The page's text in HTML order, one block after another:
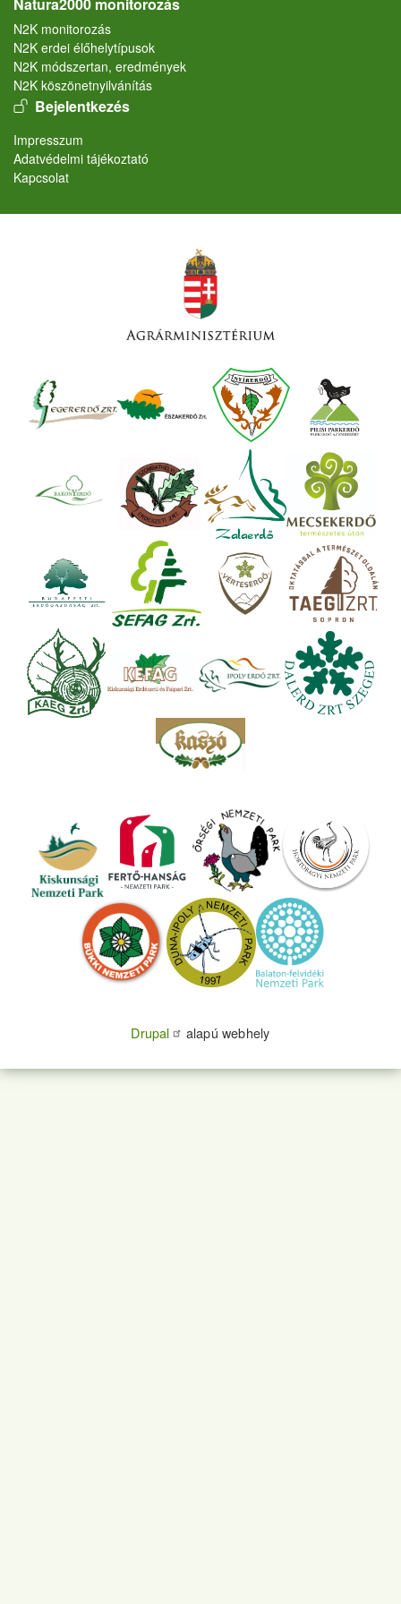
Natura2000 monitorozás
N2K monitorozás
N2K erdei élőhelytípusok
N2K módszertan, eredmények
N2K köszönetnyilvánítás
User account menu
Bejelentkezés
Lábléc
Impresszum
Adatvédelmi tájékoztató
Kapcsolat
Drupal alapú webhely